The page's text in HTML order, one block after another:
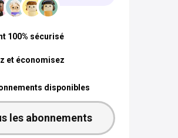
100% sécurisé
et économisez
disponibles
les abonnements